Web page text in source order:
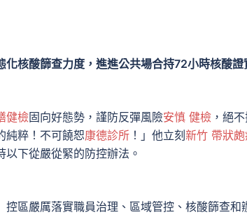
核酸篩查力度，進進公共場合持72小時核酸證
健檢固向好態勢，謹防反彈風險安慎 健檢 ，絕
純粹！不可饒恕康德診所 ！」他立刻 新竹 帶狀
以下從嚴從緊的防控辦法。
區嚴厲落實職員治理、區域管控、核酸篩查和